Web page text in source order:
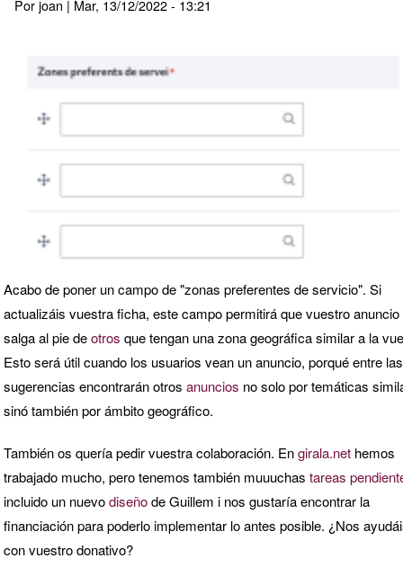
Porjoan | Mar, 13/12/2022 - 13:21
Acabo de poner un campo de "zonas preferentes de servicio". Si
actualizáis vuestra ficha, este campo permitirá que vuestro anuncio
salga al pie deotros que tengan una zona geográfica similar a la
Esto será útil cuando los usuarios vean un anuncio, porqué entre las
sugerencias encontrarán otros anuncios no solo por temáticas
sinó también por ámbito geográfico.
También os quería pedir vuestra colaboración. Engirala.net hemos
trabajado mucho, pero tenemos también muuuchas tareas
incluido un nuevodiseñode Guillem i nos gustaría encontrar la
financiación para poderlo implementar lo antes posible. ¿Nos
con vuestro donativo?